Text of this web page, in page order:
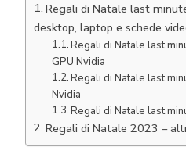
Regali di Natale last
desktop, laptop e schede
Regali di Natale last
GPU Nvidia
Regali di Natale last
Nvidia
Regali di Natale last
Regali di Natale 2023 –